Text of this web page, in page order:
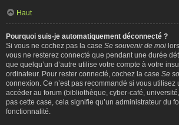
Haut
Pourquoi suis-je automatiquement déconnecté ?
Si vous ne cochez pas la case Se souvenir de moi
vous ne resterez connecté que pendant une durée
que quelqu’un d’autre utilise votre compte à votre
ordinateur. Pour rester connecté, cochez la case Se
connexion. Ce n’est pas recommandé si vous
accéder au forum (bibliothèque, cyber-café,
pas cette case, cela signifie qu’un administrateur du
fonctionnalité.